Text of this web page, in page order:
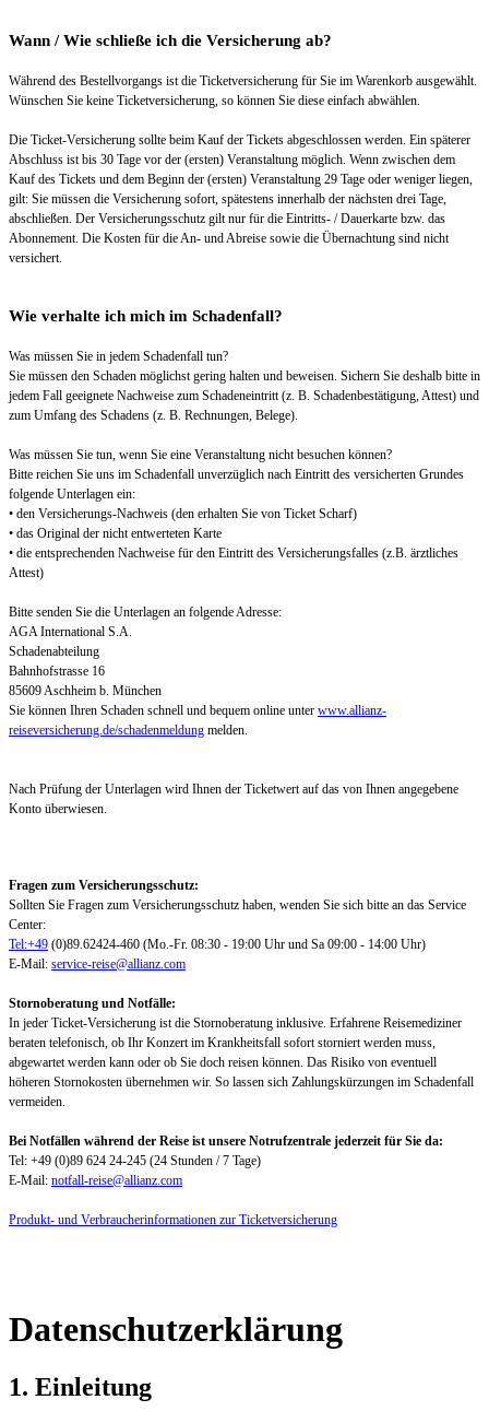
Wann / Wie schließe ich die Versicherung ab?
Während des Bestellvorgangs ist die Ticketversicherung für Sie im Warenkorb ausgewählt.
Wünschen Sie keine Ticketversicherung, so können Sie diese einfach abwählen.
Die Ticket-Versicherung sollte beim Kauf der Tickets abgeschlossen werden. Ein späterer
Abschluss ist bis 30 Tage vor der (ersten) Veranstaltung möglich. Wenn zwischen dem
Kauf des Tickets und dem Beginn der (ersten) Veranstaltung 29 Tage oder weniger liegen,
gilt: Sie müssen die Versicherung sofort, spätestens innerhalb der nächsten drei Tage,
abschließen. Der Versicherungsschutz gilt nur für die Eintritts- / Dauerkarte bzw. das
Abonnement. Die Kosten für die An- und Abreise sowie die Übernachtung sind nicht
versichert.
Wie verhalte ich mich im Schadenfall?
Was müssen Sie in jedem Schadenfall tun?
Sie müssen den Schaden möglichst gering halten und beweisen. Sichern Sie deshalb bitte in
jedem Fall geeignete Nachweise zum Schadeneintritt (z. B. Schadenbestätigung, Attest) und
zum Umfang des Schadens (z. B. Rechnungen, Belege).
Was müssen Sie tun, wenn Sie eine Veranstaltung nicht besuchen können?
Bitte reichen Sie uns im Schadenfall unverzüglich nach Eintritt des versicherten Grundes
folgende Unterlagen ein:
• den Versicherungs-Nachweis (den erhalten Sie von Ticket Scharf)
• das Original der nicht entwerteten Karte
• die entsprechenden Nachweise für den Eintritt des Versicherungsfalles (z.B. ärztliches
Attest)
Bitte senden Sie die Unterlagen an folgende Adresse:
AGA International S.A.
Schadenabteilung
Bahnhofstrasse 16
85609 Aschheim b. München
Sie können Ihren Schaden schnell und bequem online unter www.allianz-
reiseversicherung.de/schadenmeldung melden.
Nach Prüfung der Unterlagen wird Ihnen der Ticketwert auf das von Ihnen angegebene
Konto überwiesen.
Fragen zum Versicherungsschutz:
Sollten Sie Fragen zum Versicherungsschutz haben, wenden Sie sich bitte an das Service
Center:
Tel:+49 (0)89.62424-460 (Mo.-Fr. 08:30 - 19:00 Uhr und Sa 09:00 - 14:00 Uhr)
E-Mail: service-reise@allianz.com
Stornoberatung und Notfälle:
In jeder Ticket-Versicherung ist die Stornoberatung inklusive. Erfahrene Reisemediziner
beraten telefonisch, ob Ihr Konzert im Krankheitsfall sofort storniert werden muss,
abgewartet werden kann oder ob Sie doch reisen können. Das Risiko von eventuell
höheren Stornokosten übernehmen wir. So lassen sich Zahlungskürzungen im Schadenfall
vermeiden.
Bei Notfällen während der Reise ist unsere Notrufzentrale jederzeit für Sie da:
Tel: +49 (0)89 624 24-245 (24 Stunden / 7 Tage)
E-Mail: notfall-reise@allianz.com
Produkt- und Verbraucherinformationen zur Ticketversicherung
Datenschutzerklärung
1. Einleitung